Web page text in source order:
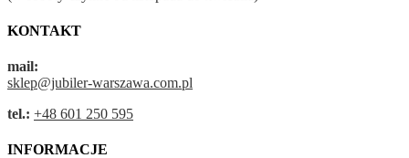
KONTAKT
mail:
sklep@jubiler-warszawa.com.pl
tel.: +48 601 250 595
INFORMACJE